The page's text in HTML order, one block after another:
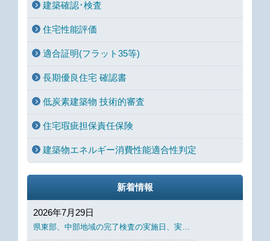
建築確認･検査
住宅性能評価
適合証明(フラット35等)
長期優良住宅 確認書
低炭素建築物 技術的審査
住宅瑕疵担保責任保険
建築物エネルギー消費性能適合性判定
新着情報
2026年7月29日
県東部、中部地域の完了検査の実施日、実…